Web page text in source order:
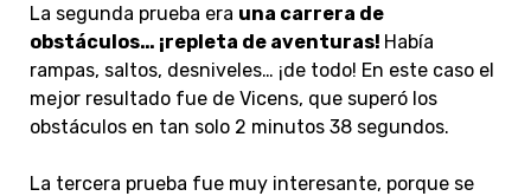
La segunda prueba era una carrera de
obstáculos… ¡repleta de aventuras! Había
rampas, saltos, desniveles… ¡de todo! En este caso el
mejor resultado fue de Vicens, que superó los
obstáculos en tan solo 2 minutos 38 segundos.
La tercera prueba fue muy interesante, porque se